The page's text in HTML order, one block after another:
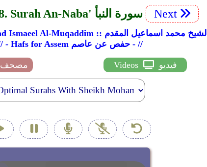
78. Surah An-Naba' سورة النبأ Next
Sheikh Mohammad Ismaeel Al-Muqaddim :: الشيخ محمد اسماعيل المقدم
// - Hafs for Assem حفص عن عاصم - //
مصحف Videos فيديو